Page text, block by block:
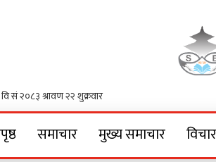
समाचार मुख्य समाचार विचार